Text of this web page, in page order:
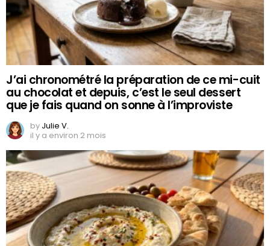
J’ai chronométré la préparation de ce mi-cuit
au chocolat et depuis, c’est le seul dessert
que je fais quand on sonne à l’improviste
by Julie V.
il y a environ 2 mois